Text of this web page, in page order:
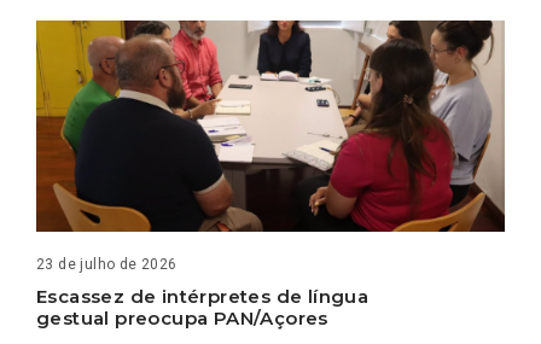
23 de julho de 2026
Escassez de intérpretes de língua
gestual preocupa PAN/Açores